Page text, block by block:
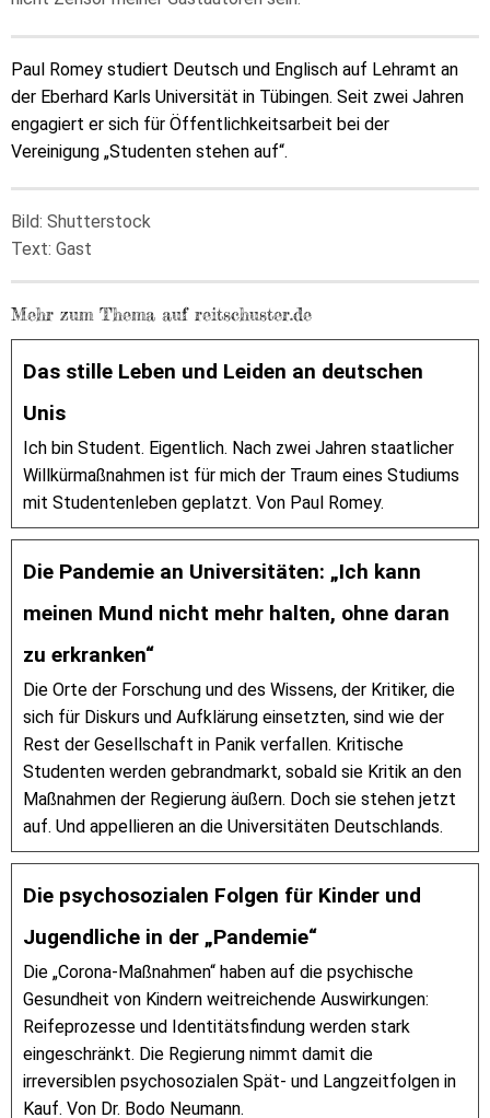
Paul Romey studiert Deutsch und Englisch auf Lehramt an
der Eberhard Karls Universität in Tübingen. Seit zwei Jahren
engagiert er sich für Öffentlichkeitsarbeit bei der
Vereinigung „Studenten stehen auf“.
Bild: Shutterstock
Text: Gast
Mehr zum Thema auf reitschuster.de
Das stille Leben und Leiden an deutschen
Unis
Ich bin Student. Eigentlich. Nach zwei Jahren staatlicher
Willkürmaßnahmen ist für mich der Traum eines Studiums
mit Studentenleben geplatzt. Von Paul Romey.
Die Pandemie an Universitäten: „Ich kann
meinen Mund nicht mehr halten, ohne daran
zu erkranken“
Die Orte der Forschung und des Wissens, der Kritiker, die
sich für Diskurs und Aufklärung einsetzten, sind wie der
Rest der Gesellschaft in Panik verfallen. Kritische
Studenten werden gebrandmarkt, sobald sie Kritik an den
Maßnahmen der Regierung äußern. Doch sie stehen jetzt
auf. Und appellieren an die Universitäten Deutschlands.
Die psychosozialen Folgen für Kinder und
Jugendliche in der „Pandemie“
Die „Corona-Maßnahmen“ haben auf die psychische
Gesundheit von Kindern weitreichende Auswirkungen:
Reifeprozesse und Identitätsfindung werden stark
eingeschränkt. Die Regierung nimmt damit die
irreversiblen psychosozialen Spät- und Langzeitfolgen in
Kauf. Von Dr. Bodo Neumann.